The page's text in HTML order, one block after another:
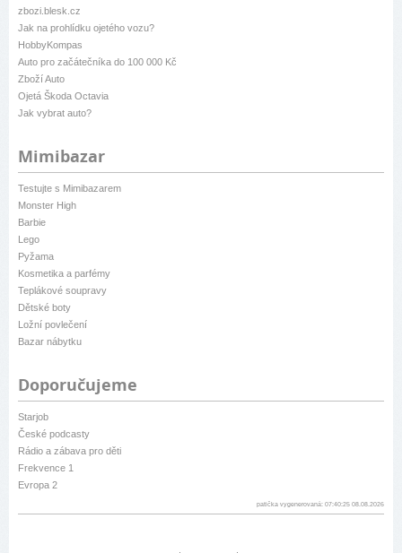
zbozi.blesk.cz
Jak na prohlídku ojetého vozu?
HobbyKompas
Auto pro začátečníka do 100 000 Kč
Zboží Auto
Ojetá Škoda Octavia
Jak vybrat auto?
Mimibazar
Testujte s Mimibazarem
Monster High
Barbie
Lego
Pyžama
Kosmetika a parfémy
Teplákové soupravy
Dětské boty
Ložní povlečení
Bazar nábytku
Doporučujeme
Starjob
České podcasty
Rádio a zábava pro děti
Frekvence 1
Evropa 2
patička vygenerovaná: 07:40:25 08.08.2026